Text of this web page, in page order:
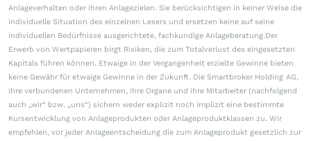
Anlageverhalten oder ihren Anlagezielen. Sie berücksichtigen in keiner Weise die
individuelle Situation des einzelnen Lesers und ersetzen keine auf seine
individuellen Bedürfnisse ausgerichtete, fachkundige Anlageberatung.Der
Erwerb von Wertpapieren birgt Risiken, die zum Totalverlust des eingesetzten
Kapitals führen können. Etwaige in der Vergangenheit erzielte Gewinne bieten
keine Gewähr für etwaige Gewinne in der Zukunft. Die Smartbroker Holding AG,
ihre verbundenen Unternehmen, ihre Organe und ihre Mitarbeiter (nachfolgend
auch „wir“ bzw. „uns“) sichern weder explizit noch implizit eine bestimmte
Kursentwicklung von Anlageprodukten oder Anlageproduktklassen zu. Wir
empfehlen, vor jeder Anlageentscheidung die zum Anlageprodukt gesetzlich zur